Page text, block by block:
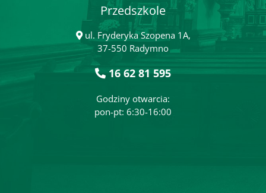
Przedszkole
ul. Fryderyka Szopena 1A,
37-550 Radymno
16 62 81 595
Godziny otwarcia:
pon-pt: 6:30-16:00